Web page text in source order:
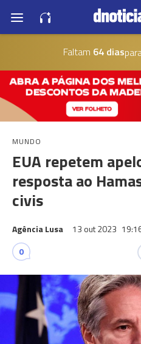
Faltam 64 dias
MUNDO
EUA repetem
resposta ao
civis
Agência Lusa 13 out 2023
0